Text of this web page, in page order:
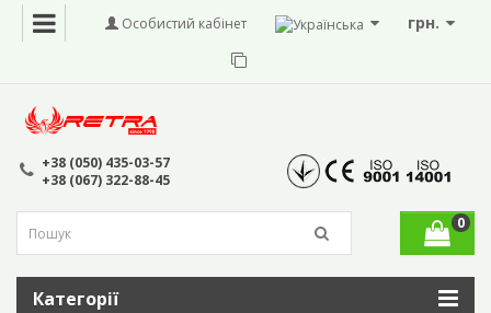
грн.
Особистий кабінет
+38 (050) 435-03-57
+38 (067) 322-88-45
0
Категорії